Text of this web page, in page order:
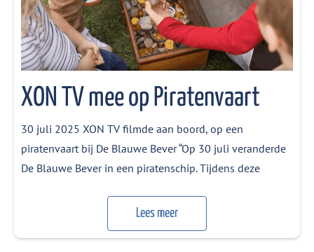
XON TV mee op Piratenvaart
30 juli 2025 XON TV filmde aan boord, op een
piratenvaart bij De Blauwe Bever “Op 30 juli veranderde
De Blauwe Bever in een piratenschip. Tijdens deze
natuur en de omgeving van de Rijn. Onder begeleiding
van ‘opperpiraten’ deden ze proefjes, ontdekten eetbare
Lees meer